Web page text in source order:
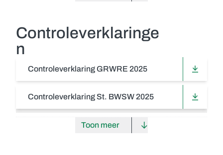
Controleverklaringe
n
Controleverklaring GRWRE 2025
Controleverklaring St. BWSW 2025
Toon meer